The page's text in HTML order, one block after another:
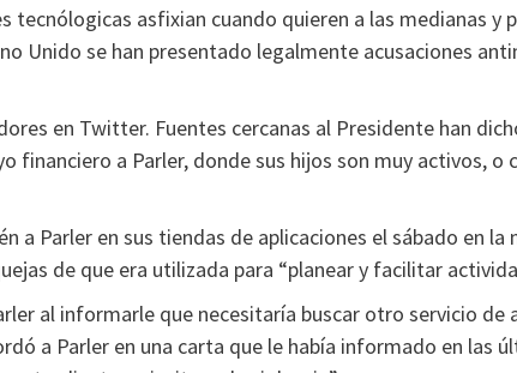
tecnólogicas asfixian cuando quieren a las medianas y
Unido se han presentado legalmente acusaciones
en Twitter. Fuentes cercanas al Presidente han
financiero a Parler, donde sus hijos son muy activos,
a Parler en sus tiendas de aplicaciones el sábado en la
de que era utilizada para “planear y facilitar
al informarle que necesitaría buscar otro servicio
a Parler en una carta que le había informado en las